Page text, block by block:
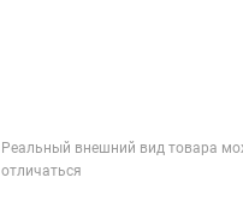
Реальный внешний вид товара
отличаться